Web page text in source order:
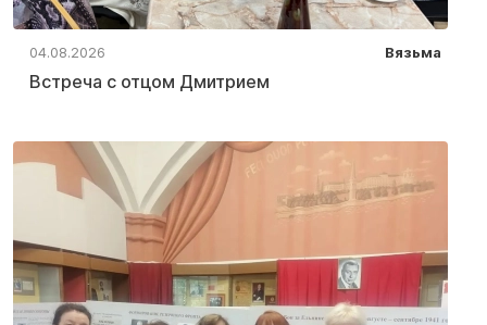
04.08.2026 Вязьма
Встреча с отцом Дмитрием